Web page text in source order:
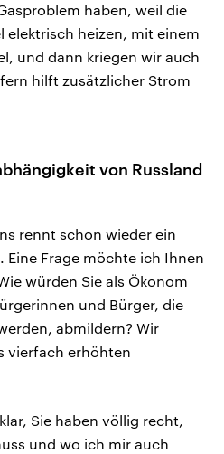
haben, weil die
elektrisch heizen, mit einem
und dann kriegen wir auch
hilft zusätzlicher Strom
von Russland
rennt schon wieder ein
Eine Frage möchte ich Ihnen
würden Sie als Ökonom
und Bürger, die
abmildern? Wir
vierfach erhöhten
Sie haben völlig recht,
und wo ich mir auch